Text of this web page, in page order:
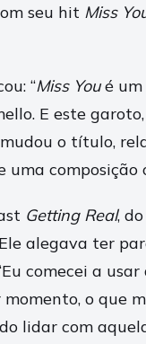
seu hit Miss
“Miss Youé um
E este
o título,
uma
Getting Real,
alegava ter
comecei a
o que
lidar com